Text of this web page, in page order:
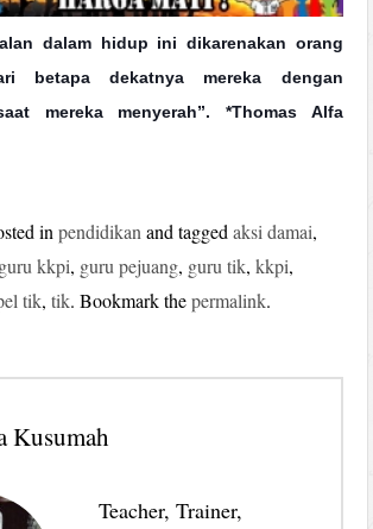
dalam hidup ini dikarenakan orang
betapa dekatnya mereka dengan
mereka menyerah”. *Thomas Alfa
inpendidikan and taggedaksi damai,
guru kkpi, guru pejuang, guru tik,kkpi,
tik,tik. Bookmark thepermalink.
Kusumah
Teacher, Trainer,